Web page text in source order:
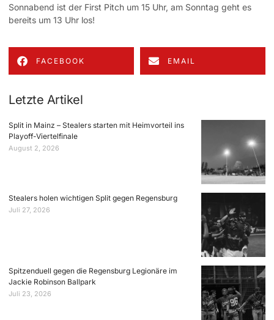
Sonnabend ist der First Pitch um 15 Uhr, am Sonntag geht es
bereits um 13 Uhr los!
FACEBOOK EMAIL
Letzte Artikel
Split in Mainz – Stealers starten mit Heimvorteil ins
Playoff-Viertelfinale
August 2, 2026
Stealers holen wichtigen Split gegen Regensburg
Juli 27, 2026
Spitzenduell gegen die Regensburg Legionäre im
Jackie Robinson Ballpark
Juli 23, 2026